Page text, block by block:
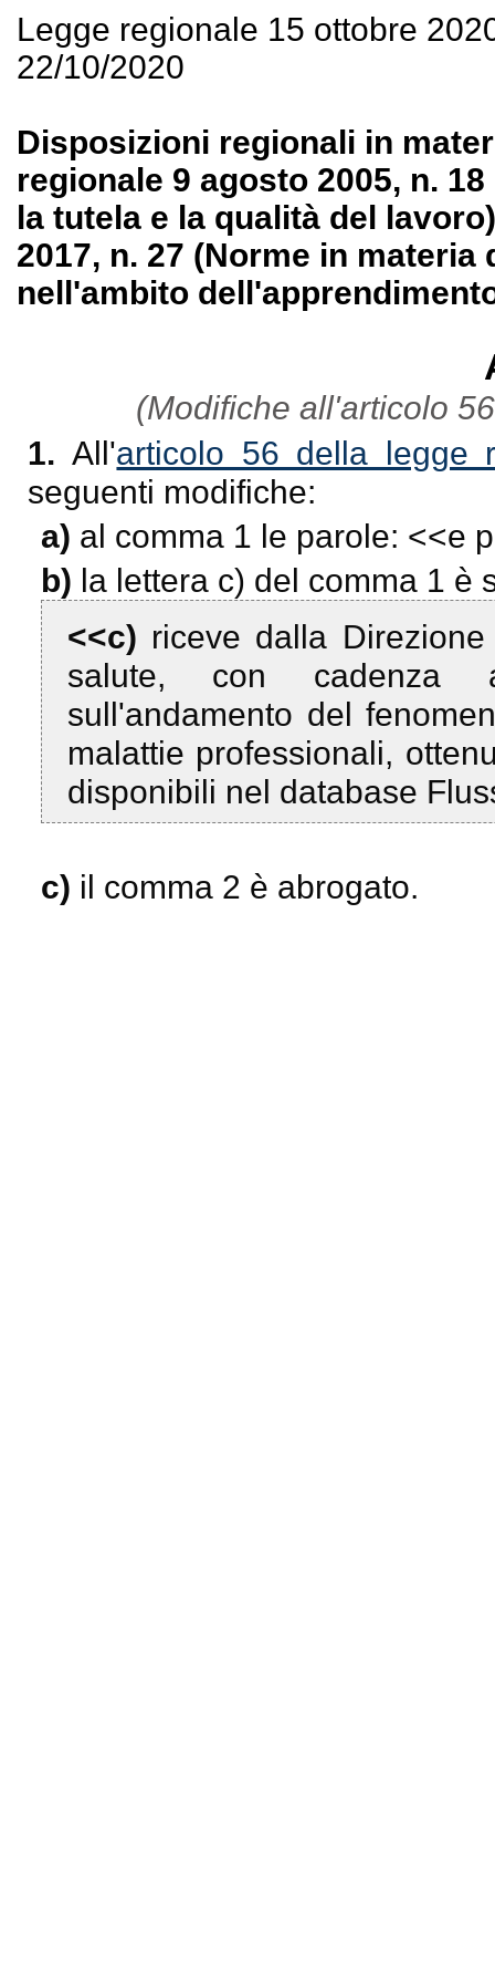
Legge regionale 15 ottobre
22/10/2020
Disposizioni regionali in
regionale 9 agosto 2005, n.
la tutela e la qualità del
2017, n. 27 (Norme in
nell'ambito
(Modifiche all'articolo
1.All'articolo 56 della legge
seguenti modifiche:
a) al comma 1 le parole: <<e
b) la lettera c) del comma 1 è
<<c) riceve dalla
salute, con cadenza
sull'andamento del
malattie professionali,
disponibili nel database
c) il comma 2 è abrogato.